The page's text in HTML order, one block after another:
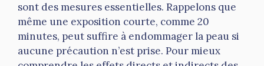
sont des mesures essentielles. Rappelons que
même une exposition courte, comme 20
minutes, peut suffire à endommager la peau si
aucune précaution n’est prise. Pour mieux